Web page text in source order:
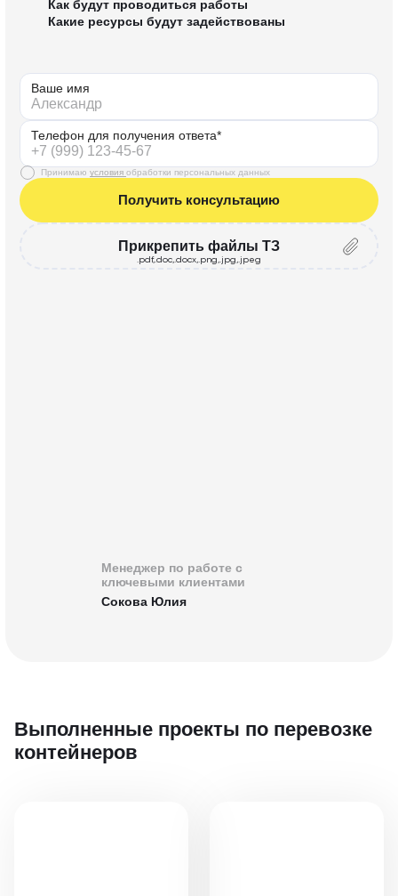
Менеджер по работе с
ключевыми клиентами
Сокова Юлия
Как будут проводиться работы
Какие ресурсы будут задействованы
Ваше имя
Телефон для получения ответа*
Принимаю условия обработки персональных данных
Получить консультацию
Прикрепить файлы ТЗ
.pdf,.doc,.docx,.png,.jpg,.jpeg
Выполненные проекты по перевозке
контейнеров